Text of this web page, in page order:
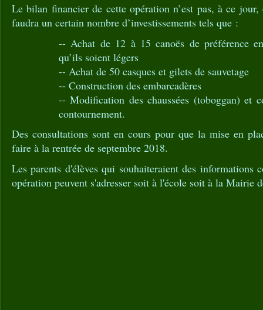
Le bilan financier de cette opération n’est pas, à ce
faudra un certain nombre d’investissements tels que :
-- Achat de 12 à 15 canoës de préférence
qu’ils soient légers
-- Achat de 50 casques et gilets de sauvetage
-- Construction des embarcadères
-- Modification des chaussées (toboggan) et
contournement.
Des consultations sont en cours pour que la mise en
faire à la rentrée de septembre 2018.
Les parents d'élèves qui souhaiteraient des informations
opération peuvent s'adresser soit à l'école soit à la Mairie